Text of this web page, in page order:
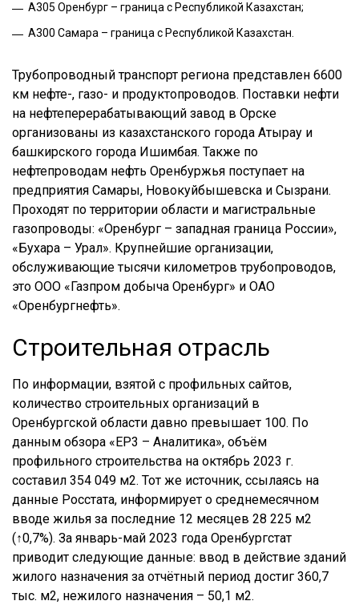
А305 Оренбург – граница с Республикой Казахстан;
А300 Самара – граница с Республикой Казахстан.
Трубопроводный транспорт региона представлен 6600
км нефте-, газо- и продуктопроводов. Поставки нефти
на нефтеперерабатывающий завод в Орске
организованы из казахстанского города Атырау и
башкирского города Ишимбая. Также по
нефтепроводам нефть Оренбуржья поступает на
предприятия Самары, Новокуйбышевска и Сызрани.
Проходят по территории области и магистральные
газопроводы: «Оренбург – западная граница России»,
«Бухара – Урал». Крупнейшие организации,
обслуживающие тысячи километров трубопроводов,
это ООО «Газпром добыча Оренбург» и ОАО
«Оренбургнефть».
Строительная отрасль
По информации, взятой с профильных сайтов,
количество строительных организаций в
Оренбургской области давно превышает 100. По
данным обзора «ЕР3 – Аналитика», объём
профильного строительства на октябрь 2023 г.
составил 354 049 м2. Тот же источник, ссылаясь на
данные Росстата, информирует о среднемесячном
вводе жилья за последние 12 месяцев 28 225 м2
(↑0,7%). За январь-май 2023 года Оренбургстат
приводит следующие данные: ввод в действие зданий
жилого назначения за отчётный период достиг 360,7
тыс. м2, нежилого назначения – 50,1 м2.